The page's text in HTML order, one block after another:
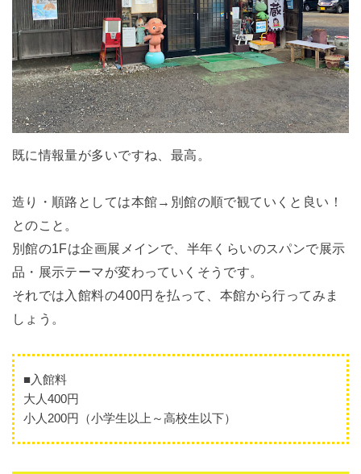
既に情報量が多いですね、最高。
造り・順路としては本館→別館の順で観ていくと良い！
とのこと。
別館の1Fは企画展メインで、半年くらいのスパンで展示
品・展示テーマが変わっていくそうです。
それでは入館料の400円を払って、本館から行ってみま
しょう。
■入館料
大人400円
小人200円（小学生以上～高校生以下）